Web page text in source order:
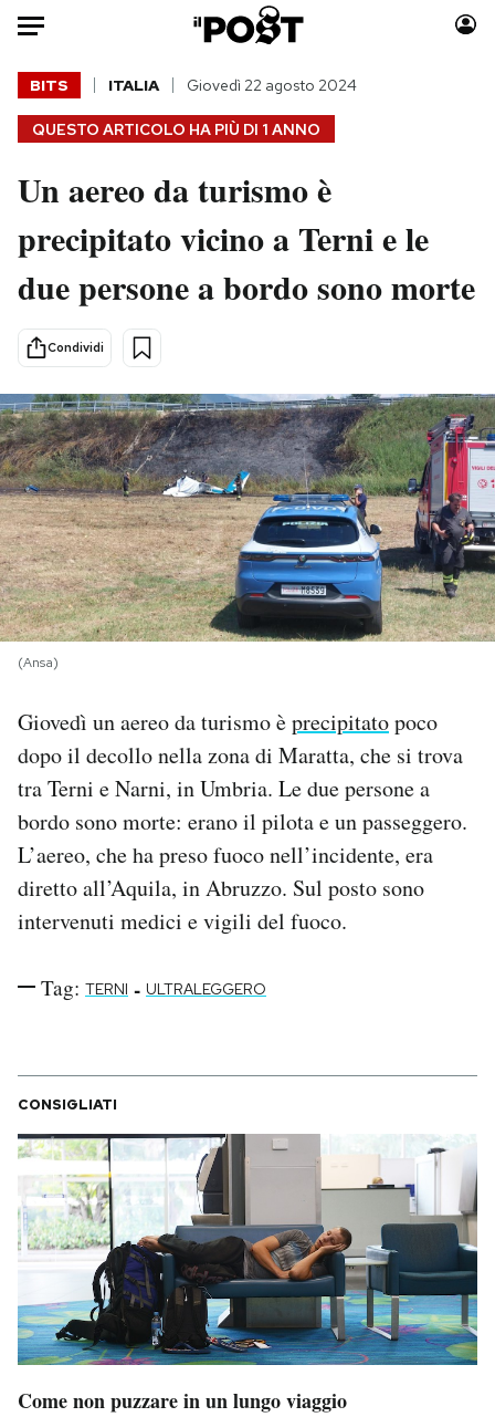
Auto
HOME
Italia
Politica
Tecnologia
Internet
Scienza
Economia
Sport
Moda
Consumismi
Storie/Idee
Altrecose
Mondiali calcio 2026
PODCAST
NEWSLETTER
SHOP
CALENDARIO
AREA PERSONALE
Newsletter
QUESTO ARTICOLO HA PIÙ DI 1 ANNO
BITS ITALIA Giovedì 22 agosto 2024
Un aereo da turismo è
precipitato vicino a Terni e le
due persone a bordo sono morte
Condividi
(Ansa)
Giovedì un aereo da turismo èprecipitatopoco
dopo il decollo nella zona di Maratta, che si trova
tra Terni e Narni, in Umbria. Le due persone a
bordo sono morte: erano il pilota e un passeggero.
L’aereo, che ha preso fuoco nell’incidente, era
diretto all’Aquila, in Abruzzo. Sul posto sono
intervenuti medici e vigili del fuoco.
Tag: TERNI - ULTRALEGGERO
CONSIGLIATI
Come non puzzare in un lungo viaggio